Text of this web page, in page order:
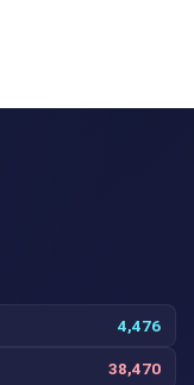
4,476
38,470